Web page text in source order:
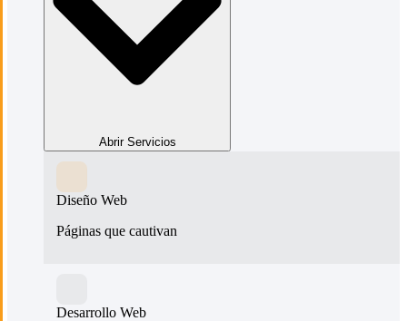
Abrir Servicios
Diseño Web
Páginas que cautivan
Desarrollo Web